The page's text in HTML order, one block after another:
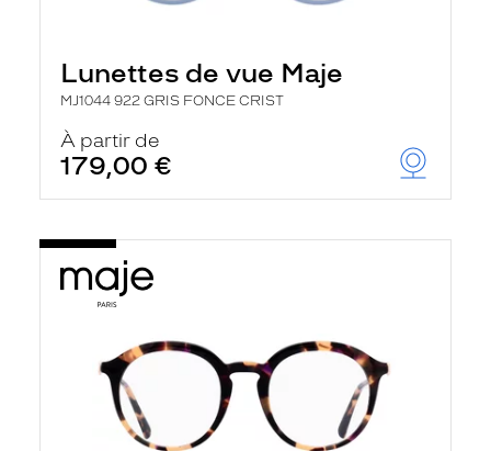
Lunettes de vue Maje
MJ1044 922 GRIS FONCE CRIST
À partir de
179,00 €